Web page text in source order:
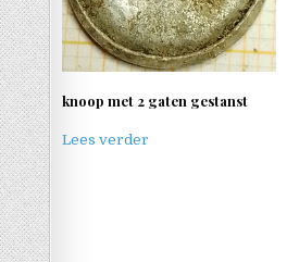
knoop met 2 gaten gestanst
Lees verder